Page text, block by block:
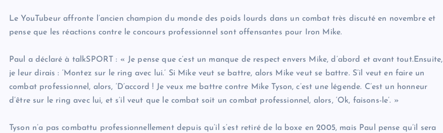
Le YouTubeur affronte l’ancien champion du monde des poids lourds dans un combat très discuté en novembre et
pense que les réactions contre le concours professionnel sont offensantes pour Iron Mike.
Paul a déclaré à talkSPORT : « Je pense que c’est un manque de respect envers Mike, d’abord et avant tout.Ensuite,
je leur dirais : ‘Montez sur le ring avec lui.’ Si Mike veut se battre, alors Mike veut se battre. S’il veut en faire un
combat professionnel, alors, ‘D’accord ! Je veux me battre contre Mike Tyson, c’est une légende. C’est un honneur
d’être sur le ring avec lui, et s’il veut que le combat soit un combat professionnel, alors, ‘Ok, faisons-le’. »
Tyson n’a pas combattu professionnellement depuis qu’il s’est retiré de la boxe en 2005, mais Paul pense qu’il sera